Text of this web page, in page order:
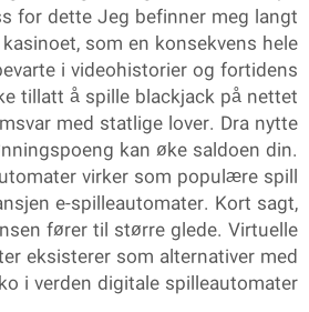
for dette Jeg befinner meg langt
som en konsekvens hele
i videohistorier og fortidens
tillatt å spille blackjack på nettet
med statlige lover. Dra nytte
kan øke saldoen din.
virker som populære spill
e-spilleautomater. Kort sagt,
fører til større glede. Virtuelle
eksisterer som alternativer med
i verden digitale spilleautomater.